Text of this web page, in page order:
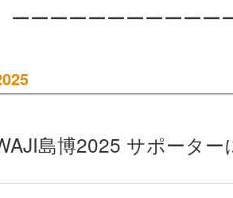
ーーーーーーーーーーー
島博2025 サポータ